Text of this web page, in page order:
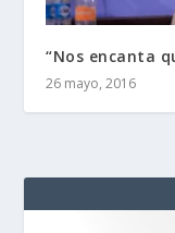
“Nos encanta
26 mayo, 2016